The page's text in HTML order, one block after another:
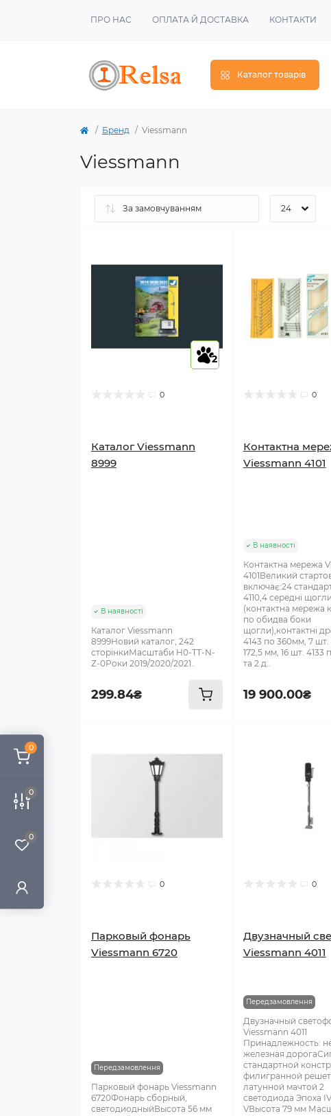
0
0
0
ПРО НАС ОПЛАТА Й ДОСТАВКА КОНТАКТИ
Каталог товарів
Бренд Viessmann
Viessmann
2
0
Каталог Viessmann
8999
В наявності
Каталог Viessmann
8999Новий каталог, 242
сторінкиМасштаби H0-TT-N-
Z-0Роки 2019/2020/2021..
299.84₴
0
Контактна
Viessmann 4101
В наявності
Контактна мережа
4101Великий
включає:24
4110,4 середні щогли
(контактна мережа
по обидва боки
щогли),контактні
4143 по 360мм, 7 шт.
172,5 мм, 16 шт. 4133
та 2 д..
19 900.00₴
0
Парковый фонарь
Viessmann 6720
Передзамовлення
Парковый фонарь Viessmann
6720Фонарь сборный,
светодиодныйВысота 56 мм
0
Двузначный
Viessmann 4011
Передзамовлення
Двузначный
Viessmann 4011
Принадлежность:
железная
стандартной
филигранной
латунной мачтой 2
светодиода Эпоха
VВысота 79 мм